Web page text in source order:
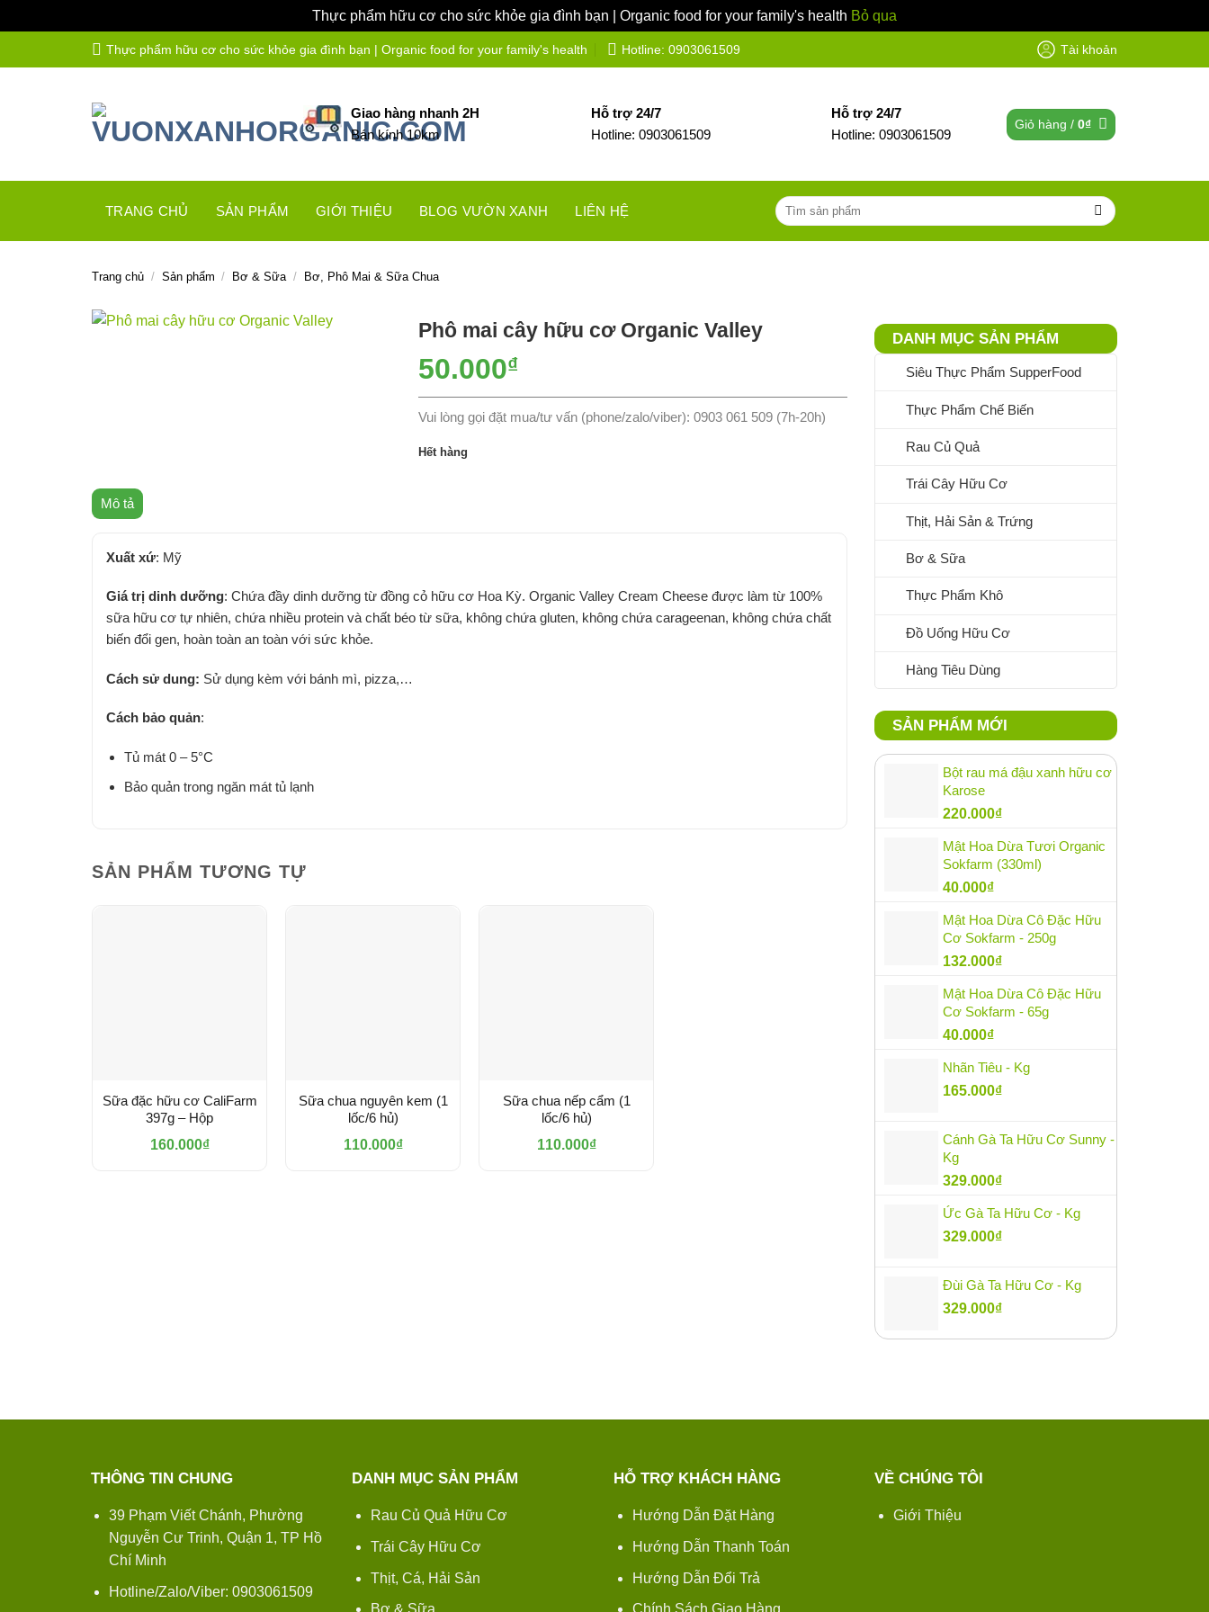
Thực phẩm hữu cơ cho sức khỏe gia đình bạn | Organic food for your family's health Bỏ qua
qua
Thực phẩm hữu cơ cho sức khỏe gia đình bạn | Organic food for your family's health Hotline: 0903061509 Tài khoản
Giao hàng nhanh 2H
Bán kính 10km
Hỗ trợ 24/7
Hotline: 0903061509
Hỗ trợ 24/7
Hotline: 0903061509
Giỏ hàng /0₫
TRANG CHỦ SẢN PHẨM GIỚI THIỆU BLOG VƯỜN XANH LIÊN HỆ
Tìm
kiếm:
Trang chủ / Sản phẩm / Bơ & Sữa / Bơ, Phô Mai & Sữa Chua
DANH MỤC SẢN PHẨM
Siêu Thực Phẩm SupperFood
Thực Phẩm Chế Biến
Rau Củ Quả
Trái Cây Hữu Cơ
Thịt, Hải Sản & Trứng
Bơ & Sữa
Thực Phẩm Khô
Đồ Uống Hữu Cơ
Hàng Tiêu Dùng
SẢN PHẨM MỚI
Bột rau má đậu xanh hữu cơ
Karose
220.000₫
Mật Hoa Dừa Tươi Organic
Sokfarm (330ml)
40.000₫
Mật Hoa Dừa Cô Đặc Hữu
Cơ Sokfarm - 250g
132.000₫
Mật Hoa Dừa Cô Đặc Hữu
Cơ Sokfarm - 65g
40.000₫
Nhãn Tiêu - Kg
165.000₫
Cánh Gà Ta Hữu Cơ Sunny -
Kg
329.000₫
Ức Gà Ta Hữu Cơ - Kg
329.000₫
Đùi Gà Ta Hữu Cơ - Kg
329.000₫
Phô mai cây hữu cơ Organic Valley
50.000₫
Vui lòng gọi đặt mua/tư vấn (phone/zalo/viber): 0903 061 509 (7h-20h)
Hết hàng
Mô tả
Xuất xứ: Mỹ
Giá trị dinh dưỡng: Chứa đầy dinh dưỡng từ đồng cỏ hữu cơ Hoa Kỳ. Organic Valley Cream Cheese được làm từ 100%
sữa hữu cơ tự nhiên, chứa nhiều protein và chất béo từ sữa, không chứa gluten, không chứa carageenan, không chứa chất
biến đổi gen, hoàn toàn an toàn với sức khỏe.
Cách sử dung: Sử dụng kèm với bánh mì, pizza,…
Cách bảo quản:
Tủ mát 0 – 5°C
Bảo quản trong ngăn mát tủ lạnh
SẢN PHẨM TƯƠNG TỰ
Sữa đặc hữu cơ CaliFarm
397g – Hộp
160.000₫
Sữa chua nguyên kem (1
lốc/6 hủ)
110.000₫
Sữa chua nếp cẩm (1
lốc/6 hủ)
110.000₫
THÔNG TIN CHUNG
39 Phạm Viết Chánh, Phường
Nguyễn Cư Trinh, Quận 1, TP Hồ
Chí Minh
Hotline/Zalo/Viber: 0903061509
DANH MỤC SẢN PHẨM
Rau Củ Quả Hữu Cơ
Trái Cây Hữu Cơ
Thịt, Cá, Hải Sản
HỖ TRỢ KHÁCH HÀNG
Hướng Dẫn Đặt Hàng
Hướng Dẫn Thanh Toán
Hướng Dẫn Đổi Trả
VỀ CHÚNG TÔI
Giới Thiệu